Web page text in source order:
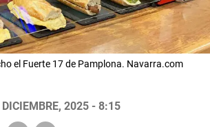
el Fuerte 17 de Pamplona. Navarra.com
2025 - 8:15